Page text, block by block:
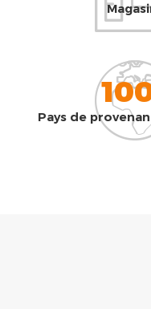
Pays de